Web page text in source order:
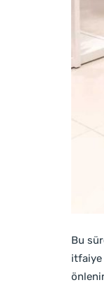
Bu
itfaiye